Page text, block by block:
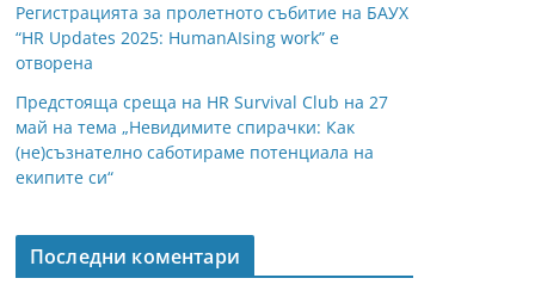
Регистрацията за пролетното събитие на БАУХ
“HR Updates 2025: HumanAIsing work” е
отворена
Предстояща среща на HR Survival Club на 27
май на тема „Невидимите спирачки: Как
(не)съзнателно саботираме потенциала на
екипите си“
Последни коментари